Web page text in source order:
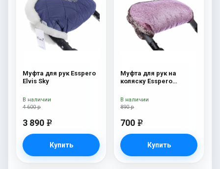
Муфта для рук Esspero
Elvis Sky
4 600 р
3 890 e
Купить
В наличии
Муфта для рук на
коляску Esspero
890 р
700 e
Купить
В наличии